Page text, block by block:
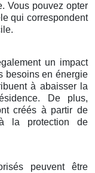
Vous pouvez opter
qui correspondent
un impact
besoins en énergie
à abaisser la
De plus,
créés à partir de
la protection de
peuvent être